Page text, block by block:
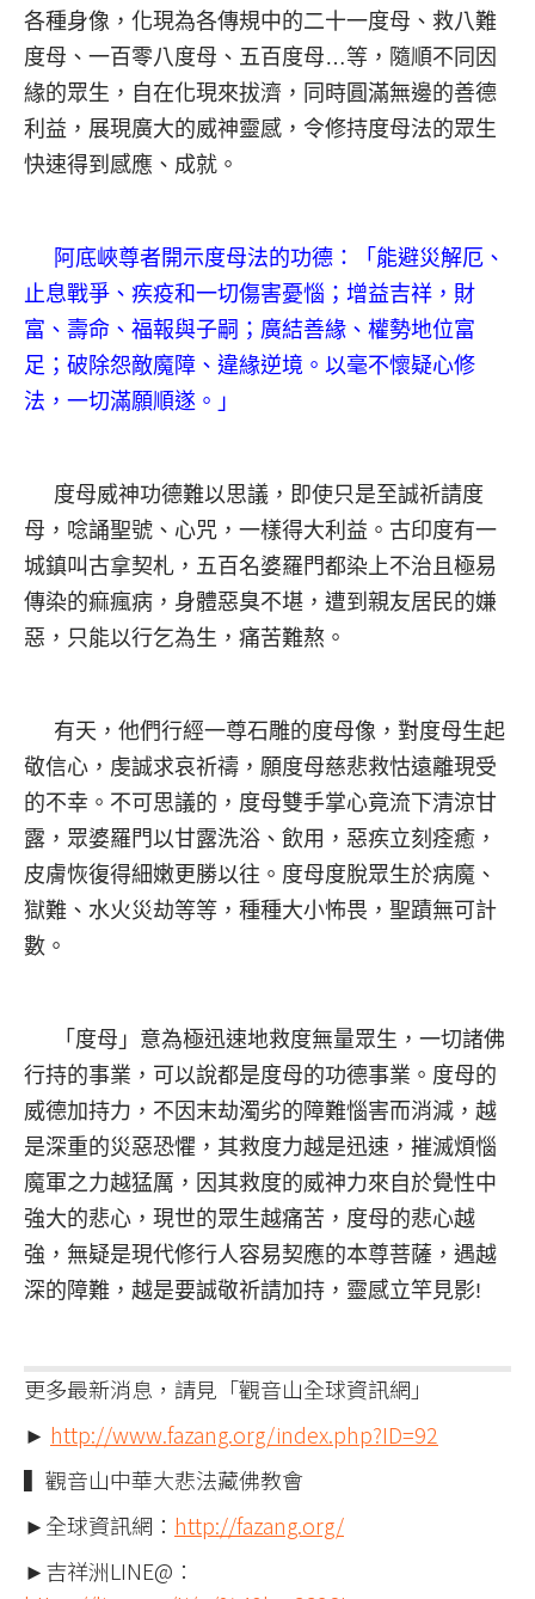
各種身像，化現為各傳規中的二十一度母、救八難
度母、一百零八度母、五百度母…等，隨順不同因
緣的眾生，自在化現來拔濟，同時圓滿無邊的善德
利益，展現廣大的威神靈感，令修持度母法的眾生
快速得到感應、成就。
阿底峽尊者開示度母法的功德：「能避災解厄、
止息戰爭、疾疫和一切傷害憂惱；增益吉祥，財
富、壽命、福報與子嗣；廣結善緣、權勢地位富
足；破除怨敵魔障、違緣逆境。以毫不懷疑心修
法，一切滿願順遂。」
度母威神功德難以思議，即使只是至誠祈請度
母，唸誦聖號、心咒，一樣得大利益。古印度有一
城鎮叫古拿契札，五百名婆羅門都染上不治且極易
傳染的痲瘋病，身體惡臭不堪，遭到親友居民的嫌
惡，只能以行乞為生，痛苦難熬。
有天，他們行經一尊石雕的度母像，對度母生起
敬信心，虔誠求哀祈禱，願度母慈悲救怙遠離現受
的不幸。不可思議的，度母雙手掌心竟流下清涼甘
露，眾婆羅門以甘露洗浴、飲用，惡疾立刻痊癒，
皮膚恢復得細嫩更勝以往。度母度脫眾生於病魔、
獄難、水火災劫等等，種種大小怖畏，聖蹟無可計
數。
「度母」意為極迅速地救度無量眾生，一切諸佛
行持的事業，可以說都是度母的功德事業。度母的
威德加持力，不因末劫濁劣的障難惱害而消減，越
是深重的災惡恐懼，其救度力越是迅速，摧滅煩惱
魔軍之力越猛厲，因其救度的威神力來自於覺性中
強大的悲心，現世的眾生越痛苦，度母的悲心越
強，無疑是現代修行人容易契應的本尊菩薩，遇越
深的障難，越是要誠敬祈請加持，靈感立竿見影!
更多最新消息，請見「觀音山全球資訊網」
► http://www.fazang.org/index.php?ID=92
▍觀音山中華大悲法藏佛教會
►全球資訊網： http://fazang.org/
►吉祥洲LINE@：